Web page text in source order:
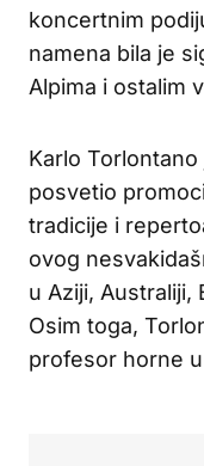
koncertnim
namena bila je
Alpima i ostalim
Karlo
posvetio
tradicije i
ovog
u Aziji, Australiji,
Osim toga,
profesor horne